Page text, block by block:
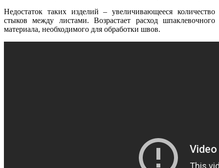
Недостаток таких изделий – увеличивающееся количество
стыков между листами. Возрастает расход шпаклевочного
материала, необходимого для обработки швов.